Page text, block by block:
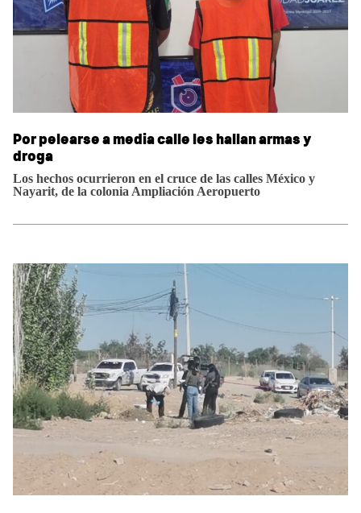
Por pelearse a media calle les hallan armas y
droga
Los hechos ocurrieron en el cruce de las calles México y
Nayarit, de la colonia Ampliación Aeropuerto